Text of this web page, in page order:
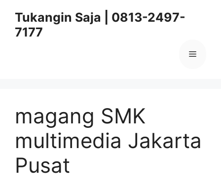
content
Tukangin Saja | 0813-2497-
7177
Menu
magang SMK
multimedia Jakarta
Pusat